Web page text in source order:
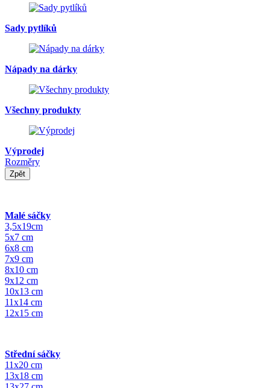
Sady pytlíků
Nápady na dárky
Všechny produkty
Výprodej
Rozměry
Zpět
Malé sáčky
3,5x19cm
5x7 cm
6x8 cm
7x9 cm
8x10 cm
9x12 cm
10x13 cm
11x14 cm
12x15 cm
Střední sáčky
11x20 cm
13x18 cm